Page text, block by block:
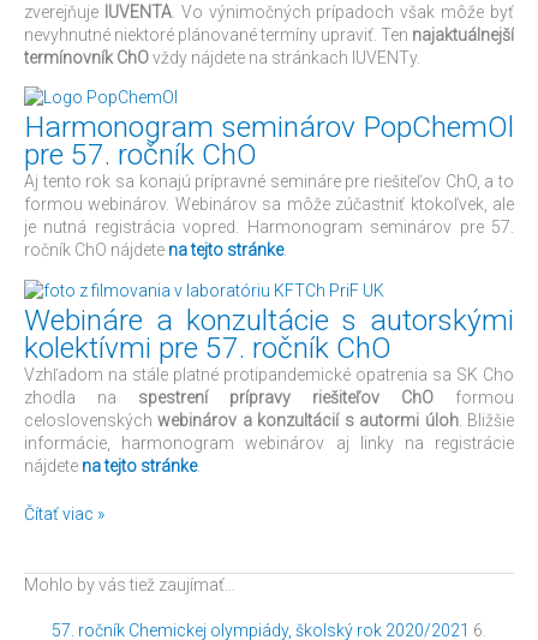
zverejňuje IUVENTA. Vo výnimočných prípadoch však môže byť
nevyhnutné niektoré plánované termíny upraviť. Ten najaktuálnejší
termínovník ChOvždy nájdete na stránkach IUVENTy.
Harmonogram seminárov PopChemOl
pre 57. ročník ChO
Aj tento rok sa konajú prípravné semináre pre riešiteľov ChO, a to
formou webinárov. Webinárov sa môže zúčastniť ktokoľvek, ale
je nutná registrácia vopred. Harmonogram seminárov pre 57.
ročník ChO nájdete na tejto stránke.
Webináre a konzultácie s autorskými
kolektívmi pre 57. ročník ChO
Vzhľadom na stále platné protipandemické opatrenia sa SK Cho
zhodla na spestrení prípravy riešiteľov ChO formou
celoslovenskýchwebinárov a konzultácií s autormi úloh. Bližšie
informácie, harmonogram webinárov aj linky na registrácie
nájdete na tejto stránke.
Čítať viac »
Mohlo by vás tiež zaujímať…
57. ročník Chemickej olympiády, školský rok 2020/2021 6.